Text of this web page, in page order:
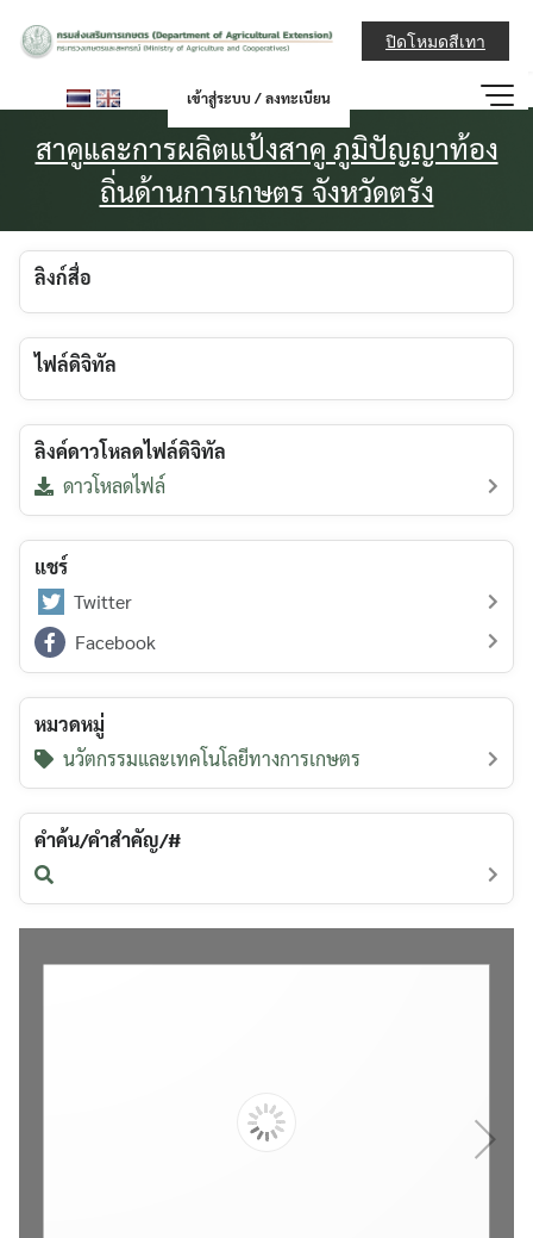
กรมส่งเสริมกา
เข้าสู่ระบบ / ลงทะเบียน
สาคูและการผลิตแป้งสาคู ภูมิปัญญาท้อง
ถิ่นด้านการเกษตร จังหวัดตรัง
ลิงก์สื่อ
ไฟล์ดิจิทัล
ลิงค์ดาวโหลดไฟล์ดิจิทัล
ดาวโหลดไฟล์
แชร์
Twitter
Facebook
หมวดหมู่
นวัตกรรมและเทคโนโลยีทางการเกษตร
คำค้น/คำสำคัญ/#
ปิดโหมดสีเทา